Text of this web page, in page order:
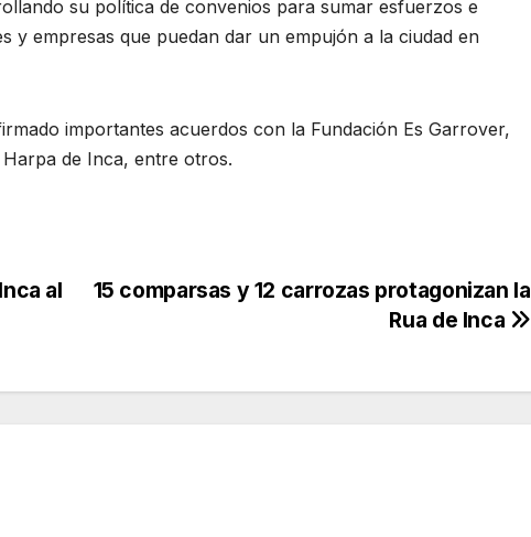
su política de convenios para sumar esfuerzos e
y empresas que puedan dar un empujón a la ciudad en
importantes acuerdos con la Fundación Es Garrover,
de Inca, entre otros.
15 comparsas y 12 carrozas protagonizan la
Rua de Inca
al